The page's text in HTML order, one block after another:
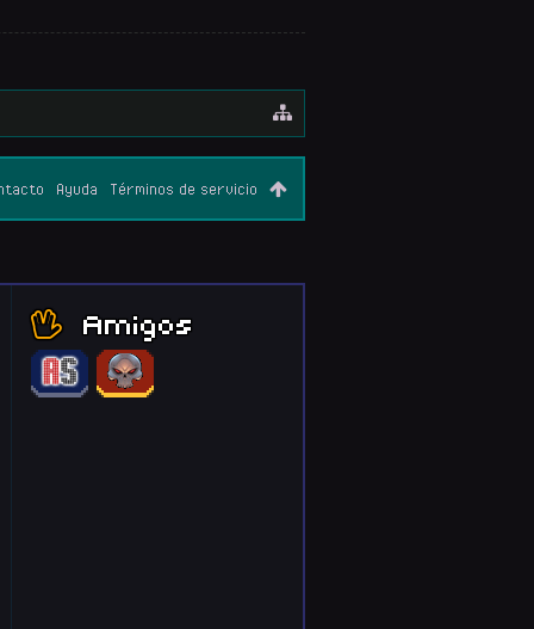
Ayuda Términos de servicio
Amigos